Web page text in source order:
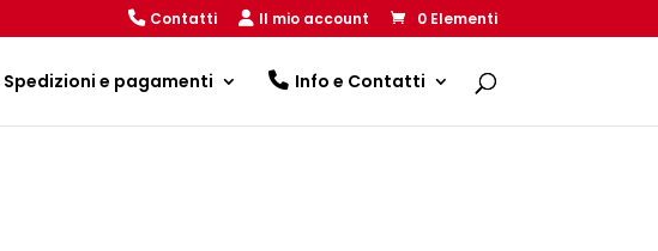
Contatti Il mio account 0 Elementi
Spedizioni e pagamenti Info e Contatti